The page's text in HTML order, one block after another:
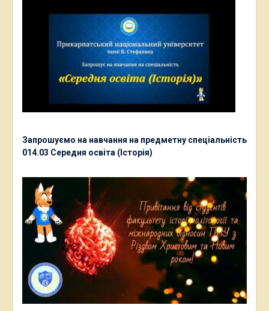
Запрошуємо на навчання на предметну спеціальність
014.03 Середня освіта (Історія)